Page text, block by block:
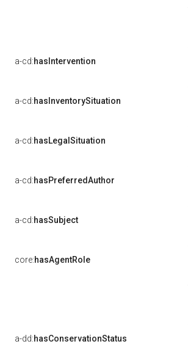
a-cd:hasIntervention
a-cd:hasInventorySituation
a-cd:hasLegalSituation
a-cd:hasPreferredAuthor
a-cd:hasSubject
core:hasAgentRole
a-dd:hasConservationStatus